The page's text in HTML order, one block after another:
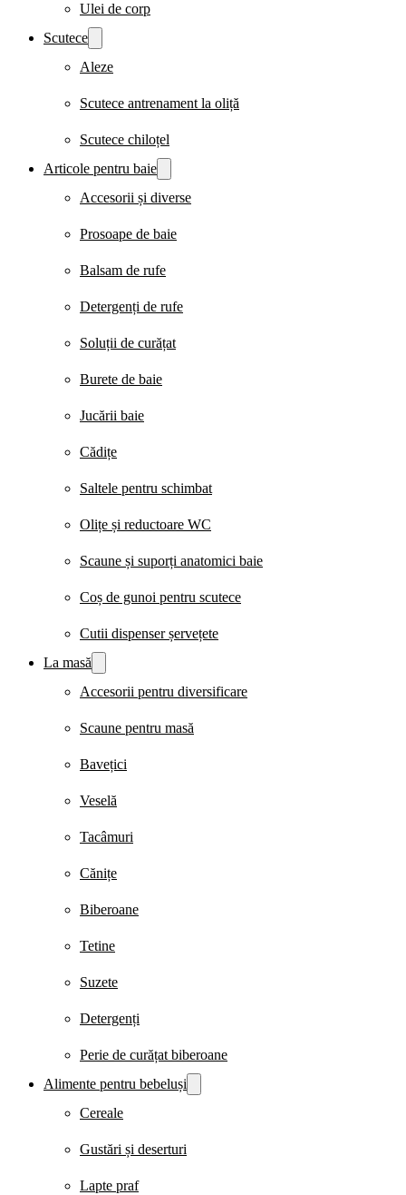
Ulei de corp
Scutece
Aleze
Scutece antrenament la oliță
Scutece chiloțel
Articole pentru baie
Accesorii și diverse
Prosoape de baie
Balsam de rufe
Detergenți de rufe
Soluții de curățat
Burete de baie
Jucării baie
Cădițe
Saltele pentru schimbat
Olițe și reductoare WC
Scaune și suporți anatomici baie
Coș de gunoi pentru scutece
Cutii dispenser șervețete
La masă
Accesorii pentru diversificare
Scaune pentru masă
Bavețici
Veselă
Tacâmuri
Cănițe
Biberoane
Tetine
Suzete
Detergenți
Perie de curățat biberoane
Alimente pentru bebeluși
Cereale
Gustări și deserturi
Lapte praf